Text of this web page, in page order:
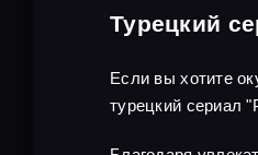
Турецкий
Если вы хотите
турецкий сериал